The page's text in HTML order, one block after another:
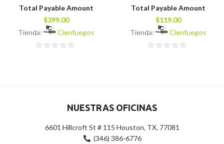
Total Payable Amount
$399.00
Tienda:
Cienfuegos
Total Payable Amount
$119.00
Tienda:
Cienfuegos
NUESTRAS OFICINAS
6601 Hillcroft St # 115 Houston, TX, 77081
(346) 386-6776